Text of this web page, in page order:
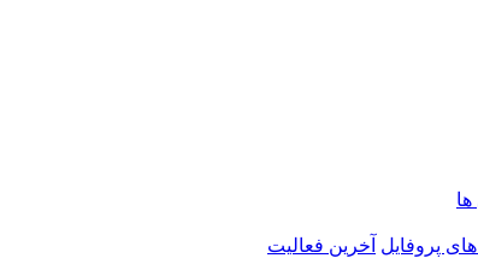
پروفایل آخرین فعالیت